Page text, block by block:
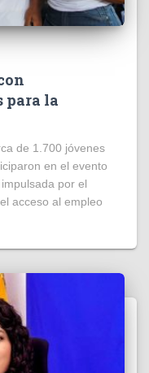
para la
de 1.700 jóvenes
en el evento
por el
acceso al empleo